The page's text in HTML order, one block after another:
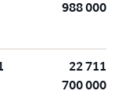
988 000
22 711
700 000